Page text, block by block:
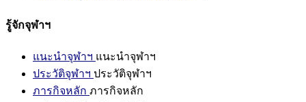
รู้จักจุฬาฯ
แนะนำจุฬาฯ แนะนำจุฬาฯ
ประวัติจุฬาฯ ประวัติจุฬาฯ
ภารกิจหลัก ภารกิจหลัก